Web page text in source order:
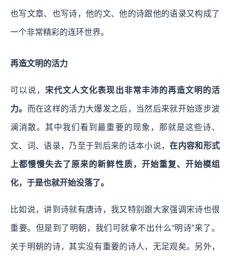
也写文章、也写诗，他的文、他的诗跟他的语录又构成了
一个非常精彩的连环世界。
再造文明的活力
可以说， 宋代文人文化表现出非常丰沛的再造文明的活
力。 而在这样的活力大爆发之后，当然后来就开始逐步波
澜消散。其中我们看到最重要的现象，那就是这些诗、
文、词、语录，乃至于到后来的话本小说，在内容和形式
上都慢慢失去了原来的新鲜性质，开始重复、开始模组
化，于是也就开始没落了。
比如说，讲到诗就有唐诗，我又特别跟大家强调宋诗也很
重要。但是到了明朝，我们可就拿不出什么“明诗”来了。
关于明朝的诗，其实没有重要的诗人，无足观矣。另外，